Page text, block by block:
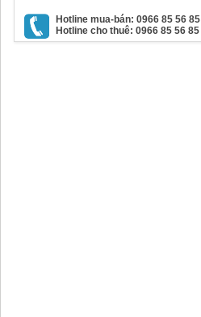
Hotline mua-bán: 0966 85 56 85
Hotline cho thuê: 0966 85 56 85